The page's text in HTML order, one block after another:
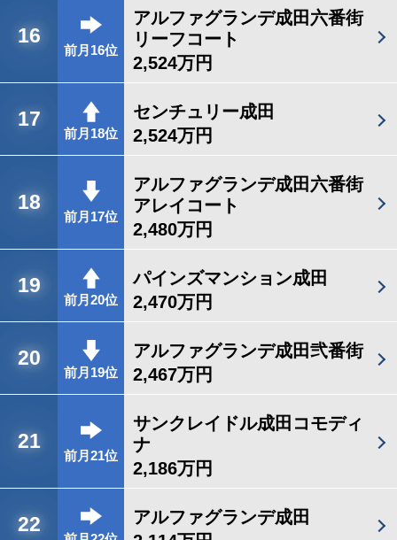
16
前月16位
アルファグランデ成田六番街
リーフコート
2,524万円
17
前月18位
センチュリー成田
2,524万円
18
前月17位
アルファグランデ成田六番街
アレイコート
2,480万円
19
前月20位
パインズマンション成田
2,470万円
20
前月19位
アルファグランデ成田弐番街
2,467万円
21
前月21位
サンクレイドル成田コモディ
ナ
2,186万円
22
アルファグランデ成田